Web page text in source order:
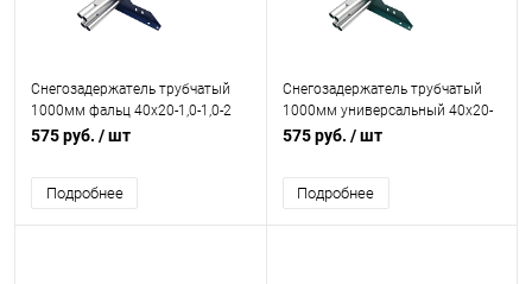
Снегозадержатель трубчатый
1000мм фальц 40x20-1,0-1,0-2
холоднокатанная сталь с
5002
575 руб. / шт
Подробнее
Снегозадержатель трубчатый
1000мм универсальный 40x20-
1,0-2,0-2 холоднокатанная сталь
5021
575 руб. / шт
Подробнее